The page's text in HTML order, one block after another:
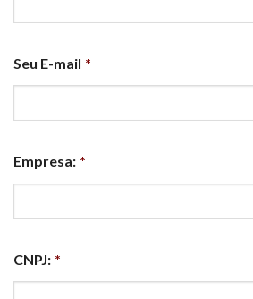
Seu E-mail *
Empresa: *
CNPJ: *